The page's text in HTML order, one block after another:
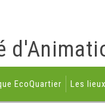
EcoQuartier Les